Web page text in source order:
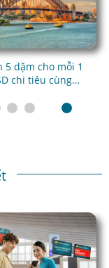
5 dặm cho mỗi 1
chi tiêu cùng